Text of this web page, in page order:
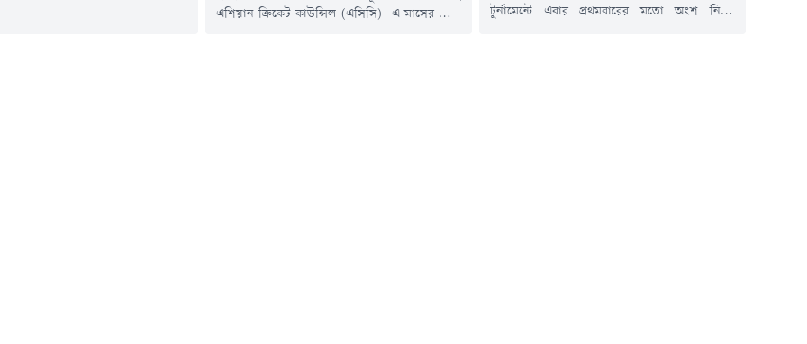
এশিয়ান ক্রিকেট কাউন্সিল (এসিসি)। এ মাসের শেষে
টুর্নামেন্টে এবার প্রথমবারের মতো অংশ নিচ্ছে